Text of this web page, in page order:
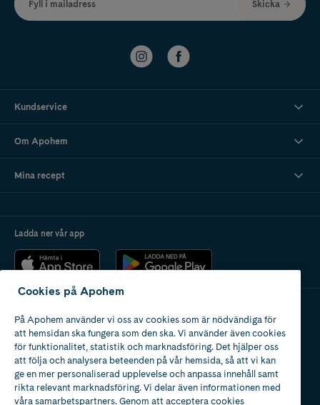
Fyll i mailadress Skicka
Kundservice
Om Apohem
Mina recept
Ladda ner vår app
Apotek med tillstånd
av Läkemedelsverket
Cookies på Apohem
På Apohem använder vi oss av cookies som är nödvändiga för
att hemsidan ska fungera som den ska. Vi använder även cookies
för funktionalitet, statistik och marknadsföring. Det hjälper oss
att följa och analysera beteenden på vår hemsida, så att vi kan
ge en mer personaliserad upplevelse och anpassa innehåll samt
rikta relevant marknadsföring. Vi delar även informationen med
våra samarbetspartners. Genom att acceptera cookies